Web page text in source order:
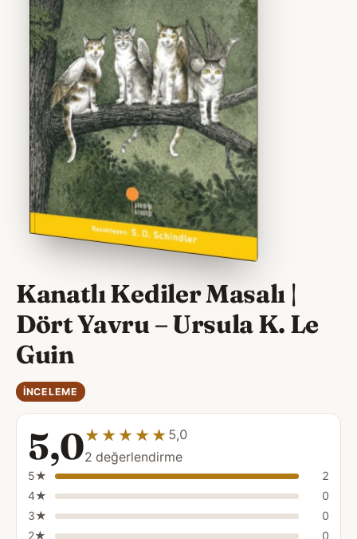
Kanatlı Kediler Masalı |
Dört Yavru – Ursula K. Le
Guin
İNCELEME
5,0★★★★★
★★★★★ 5,0
2 değerlendirme
5★
2
4★
0
3★
0
2★
0